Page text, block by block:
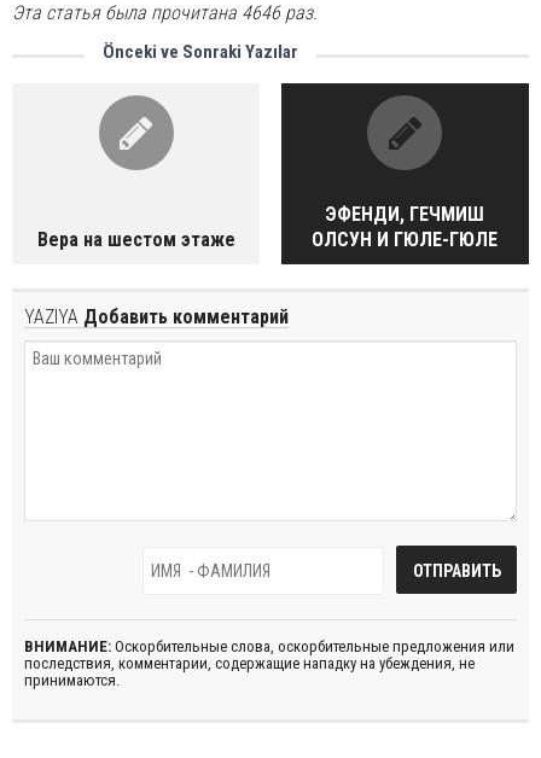
Эта статья была прочитана 4646 раз.
Önceki ve Sonraki Yazılar
Вера на шестом этаже
ЭФЕНДИ, ГЕЧМИШ
ОЛСУН И ГЮЛЕ-ГЮЛЕ
YAZIYA Добавить комментарий
ВНИМАНИЕ: Оскорбительные слова, оскорбительные предложения или
последствия, комментарии, содержащие нападку на убеждения, не
принимаются.